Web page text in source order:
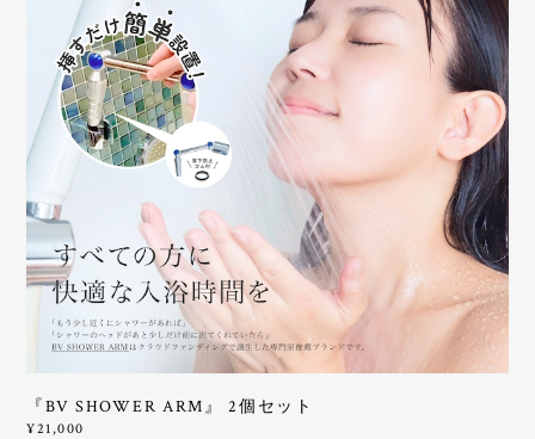
『BV SHOWER ARM』 2個セット
¥21,000